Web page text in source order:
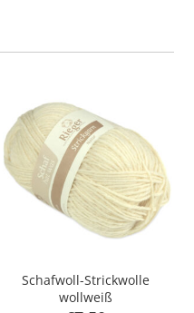
Schafwoll-Strickwolle
wollweiß